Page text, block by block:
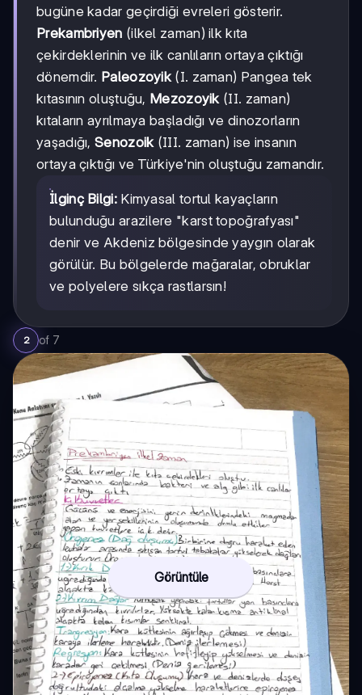
bugüne kadar geçirdiği evreleri gösterir.
Prekambriyen (ilkel zaman) ilk kıta
çekirdeklerinin ve ilk canlıların ortaya çıktığı
dönemdir. Paleozoyik(I. zaman) Pangea tek
kıtasının oluştuğu, Mezozoyik(II. zaman)
kıtaların ayrılmaya başladığı ve dinozorların
yaşadığı, Senozoik(III. zaman) ise insanın
ortaya çıktığı ve Türkiye'nin oluştuğu zamandır.
İlginç Bilgi:Kimyasal tortul kayaçların
bulunduğu arazilere "karst topoğrafyası"
denir ve Akdeniz bölgesinde yaygın olarak
görülür. Bu bölgelerde mağaralar, obruklar
ve polyelere sıkça rastlarsın!
2 of 7
Görüntüle